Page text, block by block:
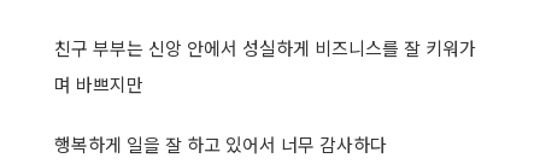
친구 부부는 신앙 안에서 성실하게 비즈니스를 잘 키워가
며 바쁘지만
행복하게 일을 잘 하고 있어서 너무 감사하다